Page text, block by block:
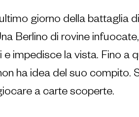
giorno della battaglia
Berlino di rovine
impedisce la vista. Fino a
ha idea del suo compito.
a carte scoperte.